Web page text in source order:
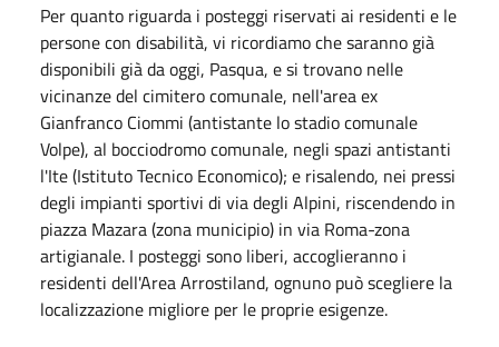
Per quanto riguarda i posteggi riservati ai residenti e le
persone con disabilità, vi ricordiamo che saranno già
disponibili già da oggi, Pasqua, e si trovano nelle
vicinanze del cimitero comunale, nell'area ex
Gianfranco Ciommi (antistante lo stadio comunale
Volpe), al bocciodromo comunale, negli spazi antistanti
l'Ite (Istituto Tecnico Economico); e risalendo, nei pressi
degli impianti sportivi di via degli Alpini, riscendendo in
piazza Mazara (zona municipio) in via Roma-zona
artigianale. I posteggi sono liberi, accoglieranno i
residenti dell'Area Arrostiland, ognuno può scegliere la
localizzazione migliore per le proprie esigenze.